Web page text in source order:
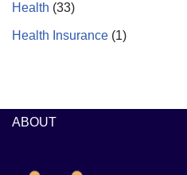
Health (33)
Health Insurance (1)
ABOUT